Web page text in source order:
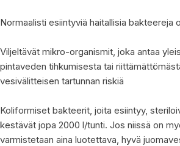
Normaalisti esiintyviä haitallisia bakteereja
Viljeltävät mikro-organismit, joka antaa
pintaveden tihkumisesta tai
vesivälitteisen tartunnan riskiä
Koliformiset bakteerit, joita esiintyy,
kestävät jopa 2000 l/tunti. Jos niissä on
varmistetaan aina luotettava, hyvä